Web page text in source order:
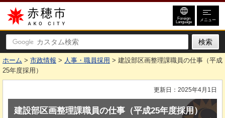
赤穂市
Foreign
Language メニュー
ホーム > 市政情報 > 人事・職員採用 > 建設部区画整理課職員の仕事（平成
25年度採用）
更新日：2025年4月1日
建設部区画整理課職員の仕事（平成25年度採用）